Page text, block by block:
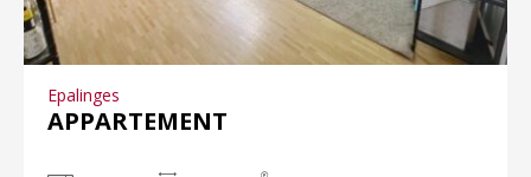
Epalinges
APPARTEMENT